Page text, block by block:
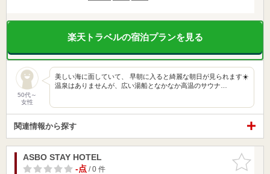
楽天トラベルの宿泊プランを見る
50代～
女性
美しい海に面していて、 早朝に入ると綺麗な朝日が見られます☀️
温泉はありませんが、広い湯船となかなか高温のサウナ…
関連情報から探す
お気に入
りに追加
ASBO STAY HOTEL
-点/ 0 件